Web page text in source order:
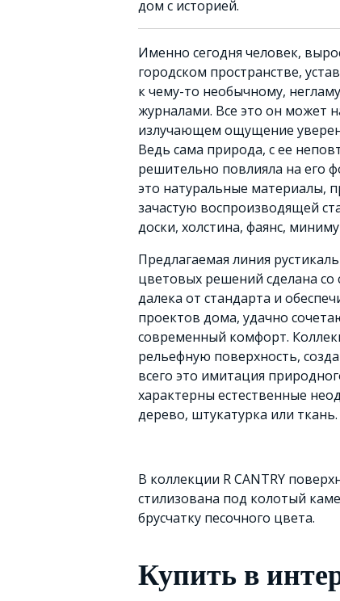
дом с историей.
Именно сегодня человек,
городском пространстве,
к чему-то необычному,
журналами. Все это он может
излучающем ощущение
Ведь сама природа, с ее
решительно повлияла на его
это натуральные материалы,
зачастую воспроизводящей
доски, холстина, фаянс,
Предлагаемая линия
цветовых решений сделана со
далека от стандарта и
проектов дома, удачно
современный комфорт.
рельефную поверхность,
всего это имитация
характерны естественные
дерево, штукатурка или ткань.
В коллекции R CANTRY
стилизована под колотый
брусчатку песочного цвета.
Купить в